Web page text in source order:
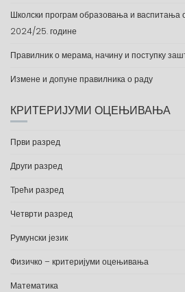
Школски програм образовања и васпитања
2024/25. године
Правилник о мерама, начину и поступку
Измене и допуне правилника о раду
КРИТЕРИЈУМИ ОЦЕЊИВАЊА
Први разред
Други разред
Трећи разред
Четврти разред
Румунски језик
Физичко – критеријуми оцењивања
Математика